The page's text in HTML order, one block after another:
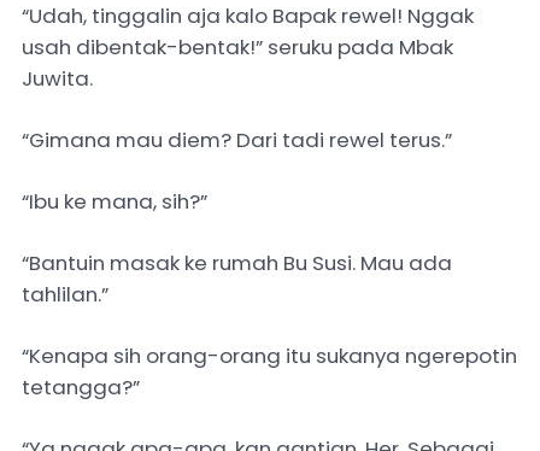
“Udah, tinggalin aja kalo Bapak rewel! Nggak
usah dibentak-bentak!” seruku pada Mbak
Juwita.
“Gimana mau diem? Dari tadi rewel terus.”
“Ibu ke mana, sih?”
“Bantuin masak ke rumah Bu Susi. Mau ada
tahlilan.”
“Kenapa sih orang-orang itu sukanya ngerepotin
tetangga?”